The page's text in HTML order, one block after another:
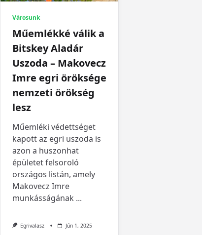
Városunk
Műemlékké válik a
Bitskey Aladár
Uszoda – Makovecz
Imre egri öröksége
nemzeti örökség
lesz
Műemléki védettséget
kapott az egri uszoda is
azon a huszonhat
épületet felsoroló
országos listán, amely
Makovecz Imre
munkásságának ...
Egrivalasz Jún 1, 2025